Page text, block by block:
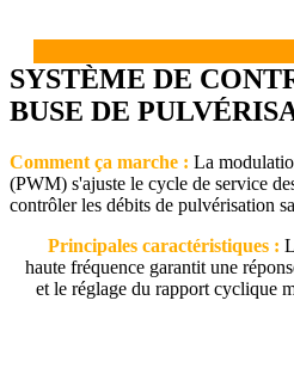
SYSTÈME DE
BUSE DE
Comment ça marche : La
(PWM) s'ajuste le cycle de service
contrôler les débits de pulvérisation
Principales caractéristiques :
haute fréquence garantit une
et le réglage du rapport cyclique